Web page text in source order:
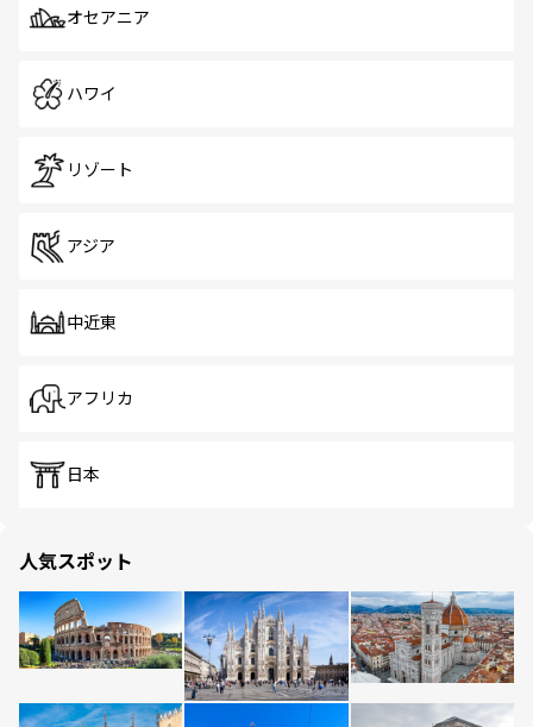
オセアニア
ハワイ
リゾート
アジア
中近東
アフリカ
日本
人気スポット